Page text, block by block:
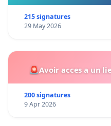
215 signatures
29 May 2026
🚨Avoir acces a un
200 signatures
9 Apr 2026